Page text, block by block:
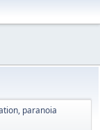
paranoia